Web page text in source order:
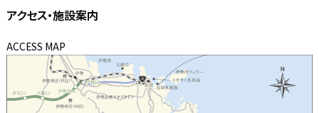
アクセス・施設案内
ACCESS MAP